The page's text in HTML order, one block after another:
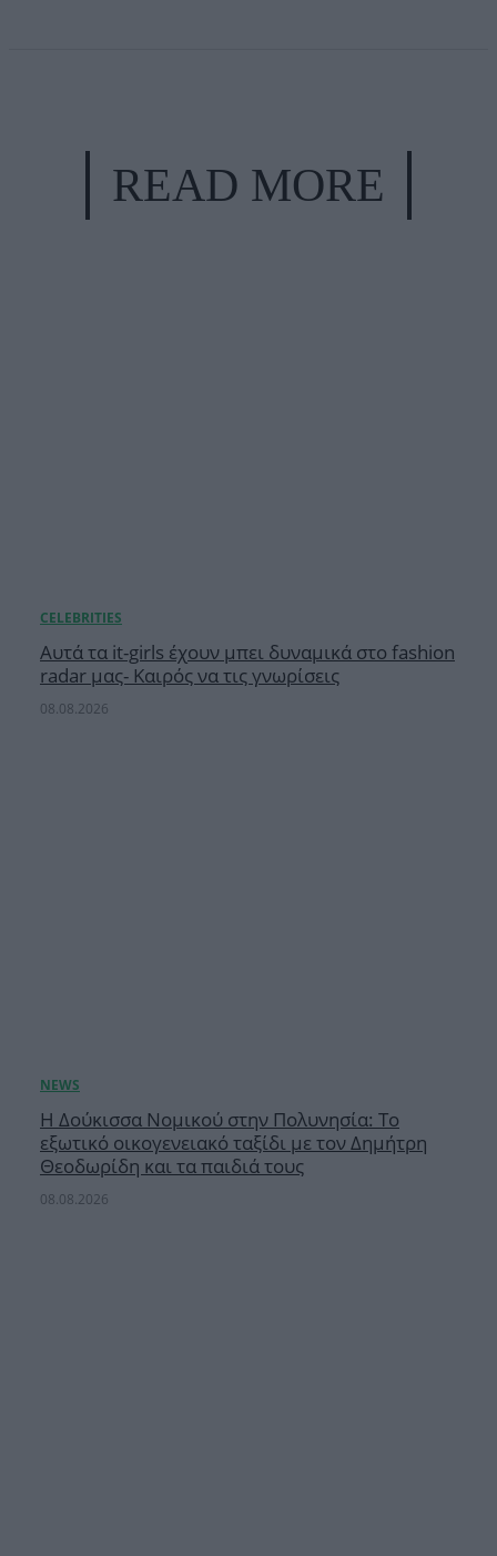
READ MORE
Αυτά τα it-girls έχουν μπει δυναμικά στο fashion
radar μας- Καιρός να τις γνωρίσεις
08.08.2026
Η Δούκισσα Νομικού στην Πολυνησία: Το
εξωτικό οικογενειακό ταξίδι με τον Δημήτρη
Θεοδωρίδη και τα παιδιά τους
08.08.2026